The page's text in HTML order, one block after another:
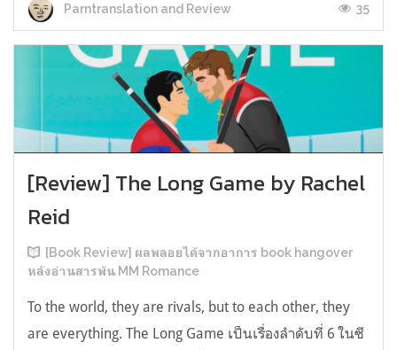
Parntranslation and Review 35
[Review] The Long Game by Rachel
Reid
[Book Review] ผลพลอยได้จากอาการ book hangover
หลังอ่านสารพัน MM Romance
To the world, they are rivals, but to each other, they
are everything. The Long Game เป็นเรื่องลำดับที่ 6 ในซี